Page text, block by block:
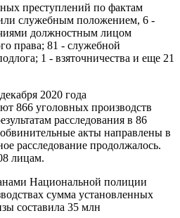
преступлений по фактам
служебным положением, 6 -
должностным лицом
права; 81 - служебной
1 - взяточничества и еще 21
2020 года
866 уголовных производств
расследования в 86
акты направлены в
расследование продолжалось.
лицам.
Национальной полиции
сумма установленных
составила 35 млн